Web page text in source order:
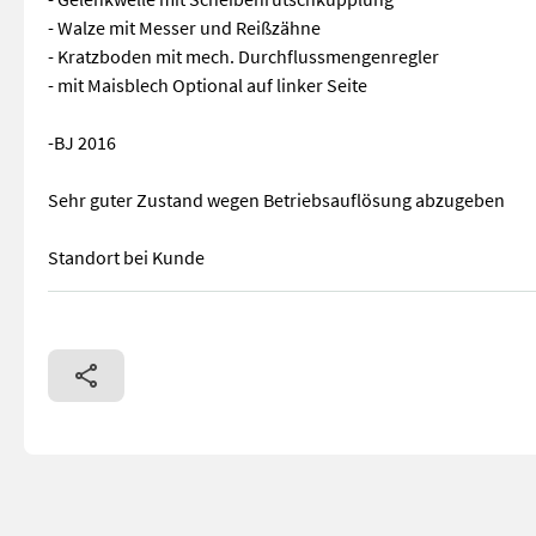
- Walze mit Messer und Reißzähne
- Kratzboden mit mech. Durchflussmengenregler
- mit Maisblech Optional auf linker Seite
-BJ 2016
Sehr guter Zustand wegen Betriebsauflösung abzugeben
Standort bei Kunde
Schweighofer Rundballenauflöser - Austragung in